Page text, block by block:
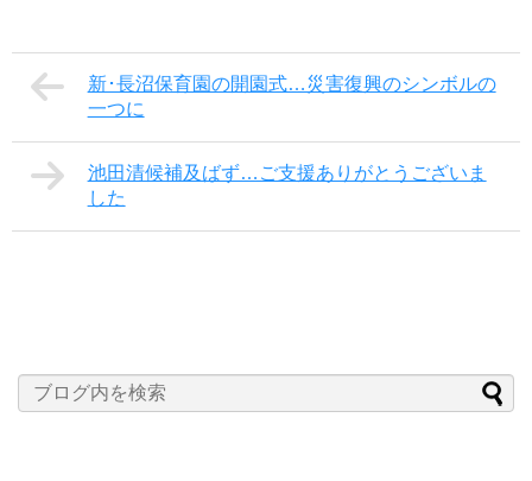
新･長沼保育園の開園式…災害復興のシンボルの
一つに
池田清候補及ばず…ご支援ありがとうございま
した